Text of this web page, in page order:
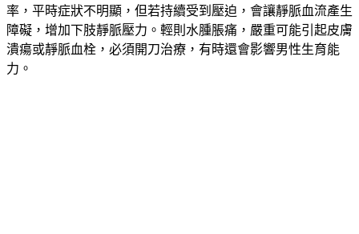
率，平時症狀不明顯，但若持續受到壓迫，會讓靜脈血流產生
障礙，增加下肢靜脈壓力。輕則水腫脹痛，嚴重可能引起皮膚
潰瘍或靜脈血栓，必須開刀治療，有時還會影響男性生育能
力。